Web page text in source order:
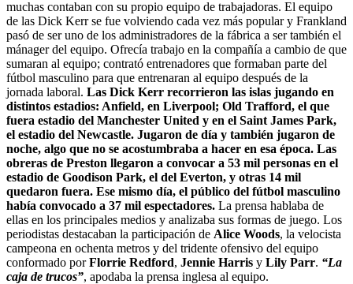
muchas contaban con su propio equipo de trabajadoras. El equipo
de las Dick Kerr se fue volviendo cada vez más popular y Frankland
pasó de ser uno de los administradores de la fábrica a ser también el
mánager del equipo. Ofrecía trabajo en la compañía a cambio de que
sumaran al equipo; contrató entrenadores que formaban parte del
fútbol masculino para que entrenaran al equipo después de la
jornada laboral. Las Dick Kerr recorrieron las islas jugando en
distintos estadios: Anfield, en Liverpool; Old Trafford, el que
fuera estadio del Manchester United y en el Saint James Park,
el estadio del Newcastle. Jugaron de día y también jugaron de
noche, algo que no se acostumbraba a hacer en esa época. Las
obreras de Preston llegaron a convocar a 53 mil personas en el
estadio de Goodison Park, el del Everton, y otras 14 mil
quedaron fuera. Ese mismo día, el público del fútbol masculino
había convocado a 37 mil espectadores. La prensa hablaba de
ellas en los principales medios y analizaba sus formas de juego. Los
periodistas destacaban la participación de Alice Woods, la velocista
campeona en ochenta metros y del tridente ofensivo del equipo
conformado porFlorrie Redford, Jennie Harris y Lily Parr. “La
caja de trucos”, apodaba la prensa inglesa al equipo.